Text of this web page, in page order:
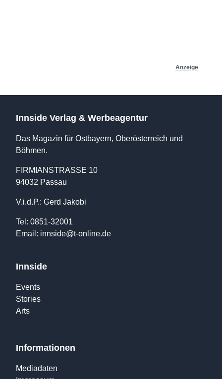
Anzeige
Innside Verlag & Werbeagentur
Das Magazin für Ostbayern, Oberösterreich und
Böhmen.
FIRMIANSTRASSE 10
94032 Passau
V.i.d.P.: Gerd Jakobi
Tel: 0851-32001
Email: innside@t-online.de
Innside
Events
Stories
Arts
Informationen
Mediadaten